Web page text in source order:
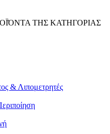
ΤΗΣ ΚΑΤΗΓΟΡΙΑΣ
& Λιπομετρητές